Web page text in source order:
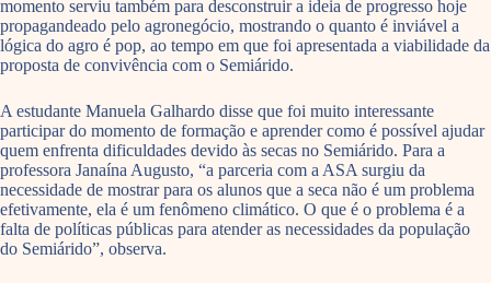
momento serviu também para desconstruir a ideia de progresso hoje
propagandeado pelo agronegócio, mostrando o quanto é inviável a
lógica do agro é pop, ao tempo em que foi apresentada a viabilidade da
proposta de convivência com o Semiárido.
A estudante Manuela Galhardo disse que foi muito interessante
participar do momento de formação e aprender como é possível ajudar
quem enfrenta dificuldades devido às secas no Semiárido. Para a
professora Janaína Augusto, “a parceria com a ASA surgiu da
necessidade de mostrar para os alunos que a seca não é um problema
efetivamente, ela é um fenômeno climático. O que é o problema é a
falta de políticas públicas para atender as necessidades da população
do Semiárido”, observa.